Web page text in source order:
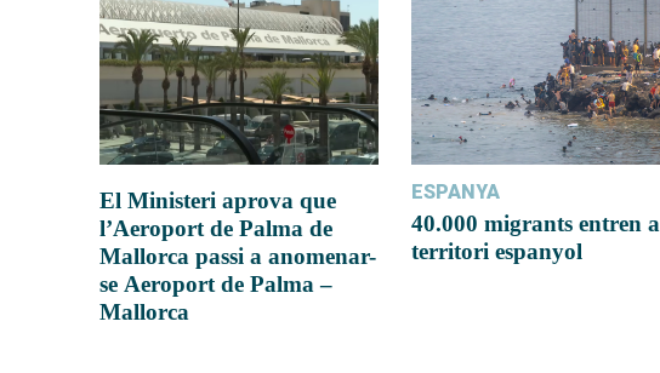
El Ministeri aprova que
l’Aeroport de Palma de
Mallorca passi a anomenar-
se Aeroport de Palma –
Mallorca
ESPANYA
40.000 migrants entren a
territori espanyol